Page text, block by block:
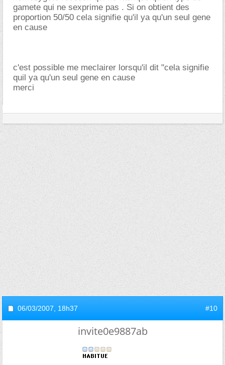
gamete qui ne sexprime pas . Si on obtient des
proportion 50/50 cela signifie qu'il ya qu'un seul gene
en cause
c'est possible me meclairer lorsqu'il dit "cela signifie
quil ya qu'un seul gene en cause
merci
06/03/2007, 18h37 #10
invite0e9887ab